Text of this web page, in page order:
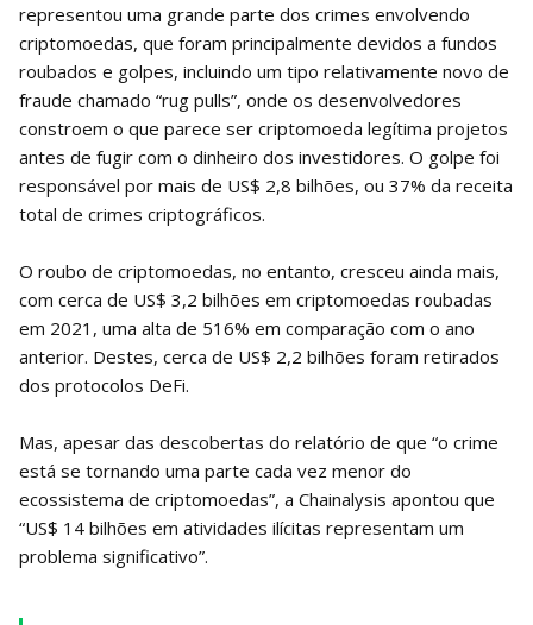
representou uma grande parte dos crimes envolvendo
criptomoedas, que foram principalmente devidos a fundos
roubados e golpes, incluindo um tipo relativamente novo de
fraude chamado “rug pulls”, onde os desenvolvedores
constroem o que parece ser criptomoeda legítima projetos
antes de fugir com o dinheiro dos investidores. O golpe foi
responsável por mais de US$ 2,8 bilhões, ou 37% da receita
total de crimes criptográficos.
O roubo de criptomoedas, no entanto, cresceu ainda mais,
com cerca de US$ 3,2 bilhões em criptomoedas roubadas
em 2021, uma alta de 516% em comparação com o ano
anterior. Destes, cerca de US$ 2,2 bilhões foram retirados
dos protocolos DeFi.
Mas, apesar das descobertas do relatório de que “o crime
está se tornando uma parte cada vez menor do
ecossistema de criptomoedas”, a Chainalysis apontou que
“US$ 14 bilhões em atividades ilícitas representam um
problema significativo”.